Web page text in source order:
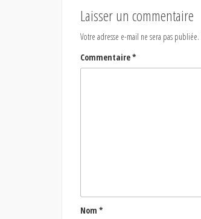
Laisser un commentaire
Votre adresse e-mail ne sera pas publiée.
Commentaire*
Nom *